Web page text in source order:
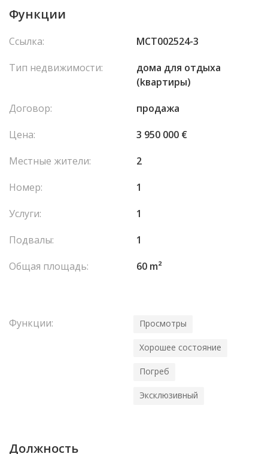
une toilette invitée, une chambre avec salle de douche et
L’appartement est loué 5 065 € / mois + charges jusqu’au 15
Функции
Ссылка:
MCT002524-3
Тип недвижимости:
домa для отдыха
(kвартиры)
Договор:
продажа
Цена:
3 950 000 €
Местные жители:
2
Номер:
1
Услуги:
1
Подвалы:
1
Общая площадь:
60 m²
Функции: Просмотры
Хорошее состояние
Погреб
Эксклюзивный
Должность